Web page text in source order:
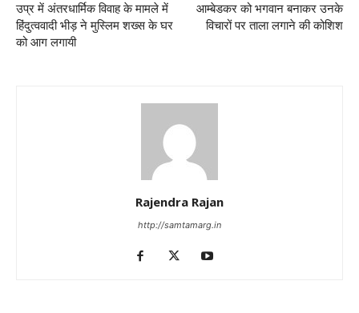
उप्र में अंतरधार्मिक विवाह के मामले में
हिंदुत्ववादी भीड़ ने मुस्लिम शख्स के घर
को आग लगायी
आम्बेडकर को भगवान बनाकर उनके
विचारों पर ताला लगाने की कोशिश
Rajendra Rajan
http://samtamarg.in